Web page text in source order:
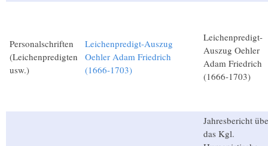
Personalschriften
(Leichenpredigten
usw.)
Leichenpredigt-Auszug
Oehler Adam Friedrich
(1666-1703)
Leichenpredigt-
Auszug Oehler
Adam Friedrich
(1666-1703)
Jahresbericht
das Kgl.